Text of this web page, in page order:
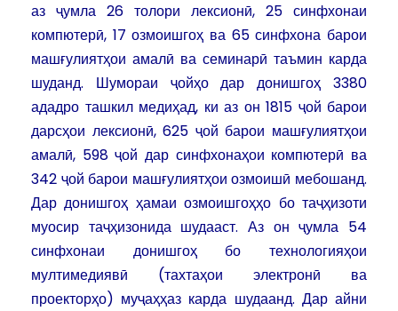
аз ҷумла 26 толори лексионӣ, 25 синфхонаи
компютерӣ, 17 озмоишгоҳ ва 65 синфхона барои
машғулиятҳои амалӣ ва семинарӣ таъмин карда
шуданд. Шумораи ҷойҳо дар донишгоҳ 3380
ададро ташкил медиҳад, ки аз он 1815 ҷой барои
дарсҳои лексионӣ, 625 ҷой барои машғулиятҳои
амалӣ, 598 ҷой дар синфхонаҳои компютерӣ ва
342 ҷой барои машғулиятҳои озмоишӣ мебошанд.
Дар донишгоҳ ҳамаи озмоишгоҳҳо бо таҷҳизоти
муосир таҷҳизонида шудааст. Аз он ҷумла 54
синфхонаи донишгоҳ бо технологияҳои
мултимедиявӣ (тахтаҳои электронӣ ва
проекторҳо) муҷаҳҳаз карда шудаанд. Дар айни